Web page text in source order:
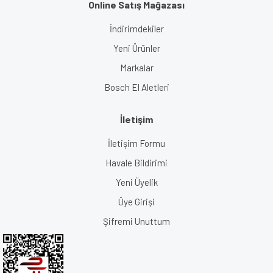
Online Satış Mağazası
İndirimdekiler
Yeni Ürünler
Markalar
Bosch El Aletleri
İletişim
İletişim Formu
Havale Bildirimi
Yeni Üyelik
Üye Girişi
Şifremi Unuttum